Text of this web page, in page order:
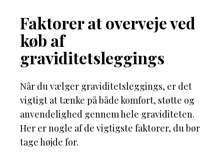
Faktorer at overveje ved
køb af
graviditetsleggings
Når du vælger graviditetsleggings, er det
vigtigt at tænke på både komfort, støtte og
anvendelighed gennem hele graviditeten.
Her er nogle af de vigtigste faktorer, du bør
tage højde for.